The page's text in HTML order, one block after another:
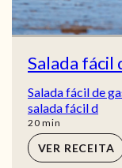
Salada fácil
Salada fácil de
salada fácil d
20min
min
VER RECEITA